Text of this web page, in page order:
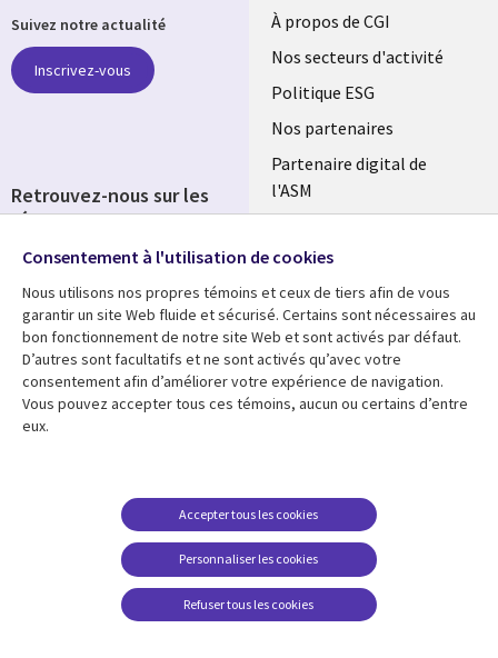
Useful
links
FRANCE
À propos de CGI
Nos secteurs d'activité
Politique ESG
Nos partenaires
Partenaire digital de
l'ASM
Fusions
Ressources
Library
Links
Articles
Blog
Support
Legal
Accessibilité
conditions juridiques
FAQ Carrières
Centre de gestion des
témoins
Suivez notre actualité
Inscrivez-vous
Retrouvez-nous sur les
réseaux
Social
Media
FRANCE
Consentement à l'utilisation de cookies
Nous utilisons nos propres témoins et ceux de tiers afin de vous
garantir un site Web fluide et sécurisé. Certains sont nécessaires au
bon fonctionnement de notre site Web et sont activés par défaut.
D’autres sont facultatifs et ne sont activés qu’avec votre
consentement afin d’améliorer votre expérience de navigation.
Vous pouvez accepter tous ces témoins, aucun ou certains d’entre
eux.
Personnaliser les cookies
Accepter tous les cookies
Refuser tous les cookies